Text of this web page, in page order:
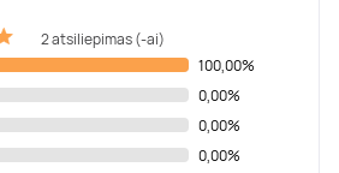
2 atsiliepimas (-ai)
100,00%
0,00%
0,00%
0,00%